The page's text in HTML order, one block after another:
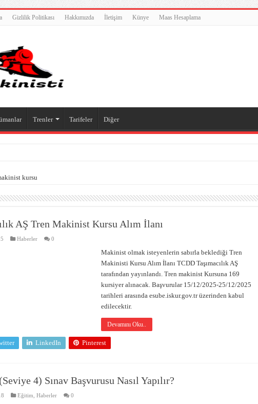
Gizlilik Politikası Hakkımızda İletişim Künye Maas Hesaplama
Trenler Tarifeler Diğer
Ortaklık Toplantısı Tüm Ortakların Temsilcilerinin Katılımıyla 23-
Rail-Ing Projesi Kapsamında Yapılan Webinar Sektörde Yoğun İlgi Gördü
Kapanış Toplantısı ve Final Konferansı Gerçekleştirildi.
Bakım ve Onarımcısı MYK Sınavları EDESM tarafından yapılıyor
kursu
AŞ Tren Makinist Kursu Alım İlanı
Haberler 0
Makinist olmak isteyenlerin sabırla beklediği Tren
Makinisti Kursu Alım İlanı TCDD Taşımacılık AŞ
tarafından yayınlandı. Tren makinist Kursuna 169
kursiyer alınacak. Başvurular 15/12/2025-25/12/2025
tarihleri arasında esube.iskur.gov.tr üzerinden kabul
edilecektir.
Devamını Oku..
LinkedIn Pinterest
4) Sınav Başvurusu Nasıl Yapılır?
Eğitim Haberler 0